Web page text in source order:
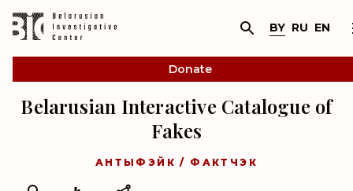
BY RU EN
Donate
Belarusian Interactive Catalogue of
Fakes
АНТЫФЭЙК / ФАКТЧЭК